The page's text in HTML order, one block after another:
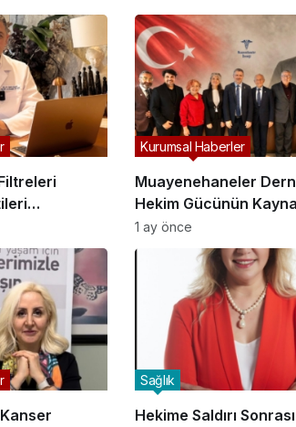
Muayenehaneler
Hekim Gücünün
Birlik ve Dayanışma
Kurumsal Haberler
1 ay önce
Kanser
Hekime Saldırı Sonrası
Sağlık